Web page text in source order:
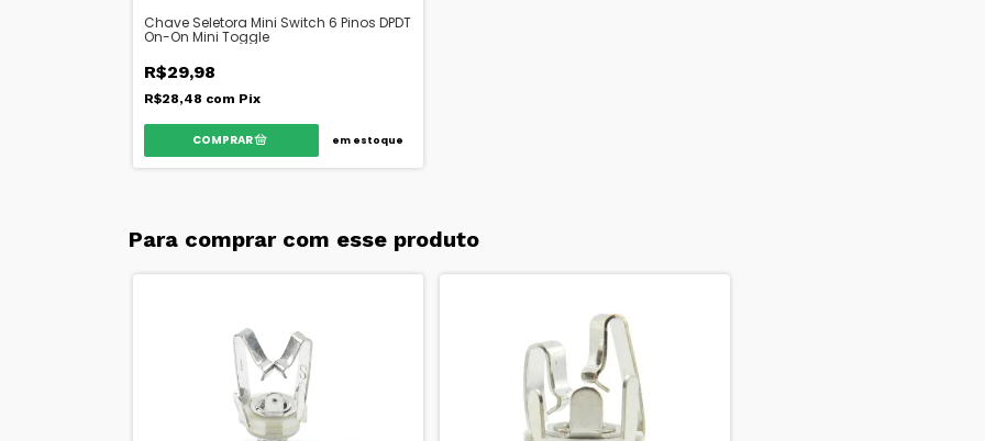
Chave Seletora Mini Switch 6 Pinos DPDT
On-On Mini Toggle
R$29,98
R$28,48 com Pix
em estoque
Para comprar com esse produto